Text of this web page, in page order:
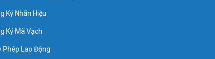
Ký Nhãn Hiệu
Ký Mã Vạch
Phép Lao Động